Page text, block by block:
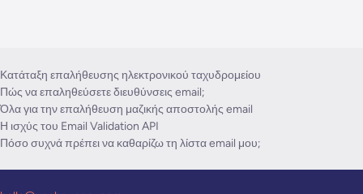
Κατάταξη επαλήθευσης ηλεκτρονικού ταχυδρομείου
Πώς να επαληθεύσετε διευθύνσεις email;
Όλα για την επαλήθευση μαζικής αποστολής email
Η ισχύς του Email Validation API
Πόσο συχνά πρέπει να καθαρίζω τη λίστα email μου;